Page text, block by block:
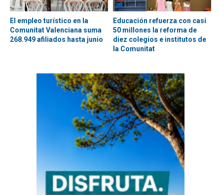
El empleo turístico en la
Comunitat Valenciana suma
268.949 afiliados hasta junio
Educación refuerza con casi
50 millones la reforma de
diez colegios e institutos de
la Comunitat